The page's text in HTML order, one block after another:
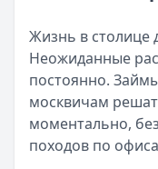
Все статьи
Опубликовано:5
Категория:МФО
Читать новость
Срочный микрозайм
Кратко:Нужны 15 000
Опубликовано: 5
Жизнь в столице
Неожиданные
постоянно.
москвичам
моментально,
походов по